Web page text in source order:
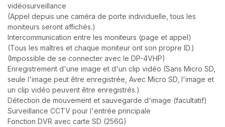
vidéosurveillance
(Appel depuis une caméra de porte individuelle, tous les
moniteurs seront affichés.)
Intercommunication entre les moniteurs (page et appel)
(Tous les maîtres et chaque moniteur ont son propre ID.)
(Impossible de se connecter avec le DP-4VHP)
Enregistrement d'une image et d'un clip vidéo (Sans Micro SD,
seule l'image peut être enregistrée, Avec Micro SD, l'image et
un clip vidéo peuvent être enregistrés.)
Détection de mouvement et sauvegarde d'image (facultatif)
Surveillance CCTV pour l'entrée principale
Fonction DVR avec carte SD (256G)